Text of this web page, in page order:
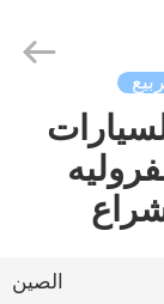
السيارات
الصين